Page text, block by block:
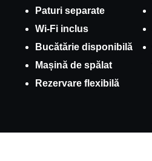
Paturi separate
Wi-Fi inclus
Bucătărie disponibilă
Mașină de spălat
Rezervare flexibilă